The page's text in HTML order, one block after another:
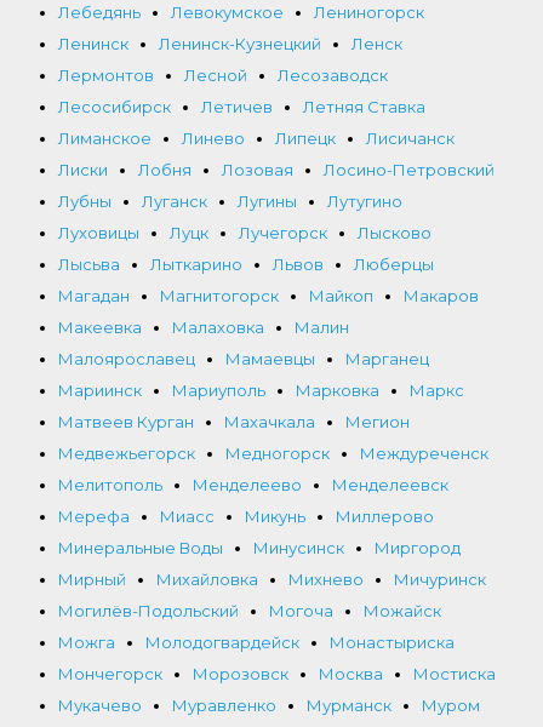
Лебедянь
Левокумское
Лениногорск
Ленинск
Ленинск-Кузнецкий
Ленск
Лермонтов
Лесной
Лесозаводск
Лесосибирск
Летичев
Летняя Ставка
Лиманское
Линево Липецк
Лисичанск
Лиски
Лобня Лозовая
Лосино-Петровский
Лубны
Луганск Лугины
Лутугино
Луховицы
Луцк Лучегорск
Лысково
Лысьва
Лыткарино Львов
Люберцы
Магадан
Магнитогорск Майкоп
Макаров
Макеевка
Малаховка
Малин
Малоярославец
Мамаевцы
Марганец
Мариинск
Мариуполь Марковка
Маркс
Матвеев Курган
Махачкала
Мегион
Медвежьегорск
Медногорск
Междуреченск
Мелитополь
Менделеево
Менделеевск
Мерефа
Миасс Микунь
Миллерово
Минеральные Воды
Минусинск
Миргород
Мирный
Михайловка Михнево
Мичуринск
Могилёв-Подольский
Могоча
Можайск
Можга
Молодогвардейск
Монастыриска
Мончегорск
Морозовск Москва
Мостиска
Мукачево
Муравленко Мурманск
Муром